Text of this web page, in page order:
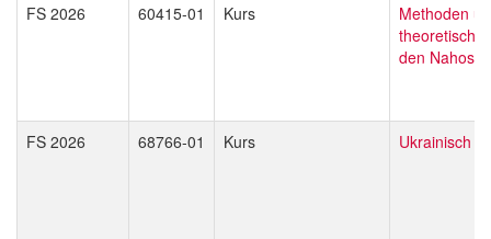
FS 2026 60415-01 Kurs
Methoden
theoretische
den
FS 2026 68766-01 Kurs Ukrainisch I